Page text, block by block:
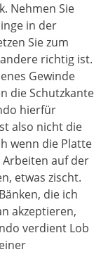
Nehmen Sie
in der
Sie zum
richtig ist.
Gewinde
die Schutzkante
hierfür
also nicht die
wenn die Platte
auf der
etwas zischt.
die ich
akzeptieren,
verdient Lob